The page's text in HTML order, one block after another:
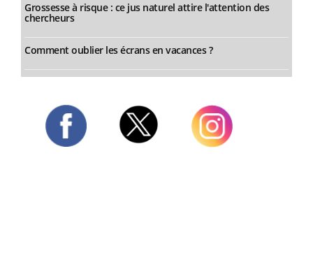
Grossesse à risque : ce jus naturel attire l'attention des
chercheurs
Comment oublier les écrans en vacances ?